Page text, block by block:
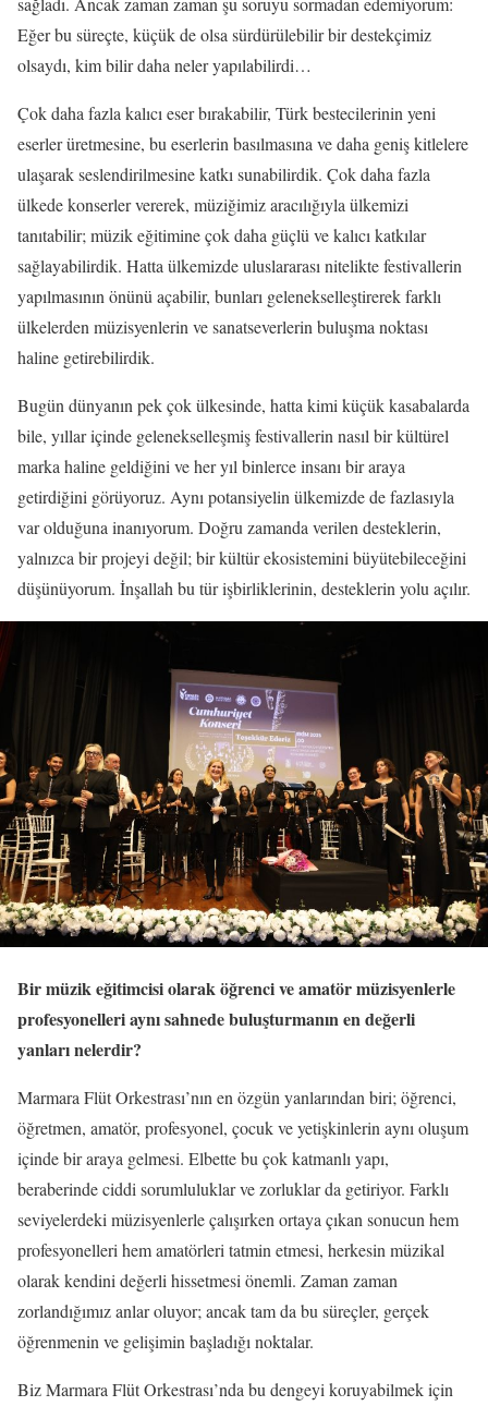
Eğer bu süreçte, küçük de olsa sürdürülebilir bir destekçimiz
olsaydı, kim bilir daha neler yapılabilirdi…
Çok daha fazla kalıcı eser bırakabilir, Türk bestecilerinin yeni
eserler üretmesine, bu eserlerin basılmasına ve daha geniş kitlelere
ulaşarak seslendirilmesine katkı sunabilirdik. Çok daha fazla
ülkede konserler vererek, müziğimiz aracılığıyla ülkemizi
tanıtabilir; müzik eğitimine çok daha güçlü ve kalıcı katkılar
sağlayabilirdik. Hatta ülkemizde uluslararası nitelikte festivallerin
yapılmasının önünü açabilir, bunları gelenekselleştirerek farklı
ülkelerden müzisyenlerin ve sanatseverlerin buluşma noktası
haline getirebilirdik.
Bugün dünyanın pek çok ülkesinde, hatta kimi küçük kasabalarda
bile, yıllar içinde gelenekselleşmiş festivallerin nasıl bir kültürel
marka haline geldiğini ve her yıl binlerce insanı bir araya
getirdiğini görüyoruz. Aynı potansiyelin ülkemizde de fazlasıyla
var olduğuna inanıyorum. Doğru zamanda verilen desteklerin,
yalnızca bir projeyi değil; bir kültür ekosistemini büyütebileceğini
düşünüyorum. İnşallah bu tür işbirliklerinin, desteklerin yolu açılır.
Bir müzik eğitimcisi olarak öğrenci ve amatör müzisyenlerle
profesyonelleri aynı sahnede buluşturmanın en değerli
yanları nelerdir?
Marmara Flüt Orkestrası’nın en özgün yanlarından biri; öğrenci,
öğretmen, amatör, profesyonel, çocuk ve yetişkinlerin aynı oluşum
içinde bir araya gelmesi. Elbette bu çok katmanlı yapı,
beraberinde ciddi sorumluluklar ve zorluklar da getiriyor. Farklı
seviyelerdeki müzisyenlerle çalışırken ortaya çıkan sonucun hem
profesyonelleri hem amatörleri tatmin etmesi, herkesin müzikal
olarak kendini değerli hissetmesi önemli. Zaman zaman
zorlandığımız anlar oluyor; ancak tam da bu süreçler, gerçek
öğrenmenin ve gelişimin başladığı noktalar.
Biz Marmara Flüt Orkestrası’nda bu dengeyi koruyabilmek için